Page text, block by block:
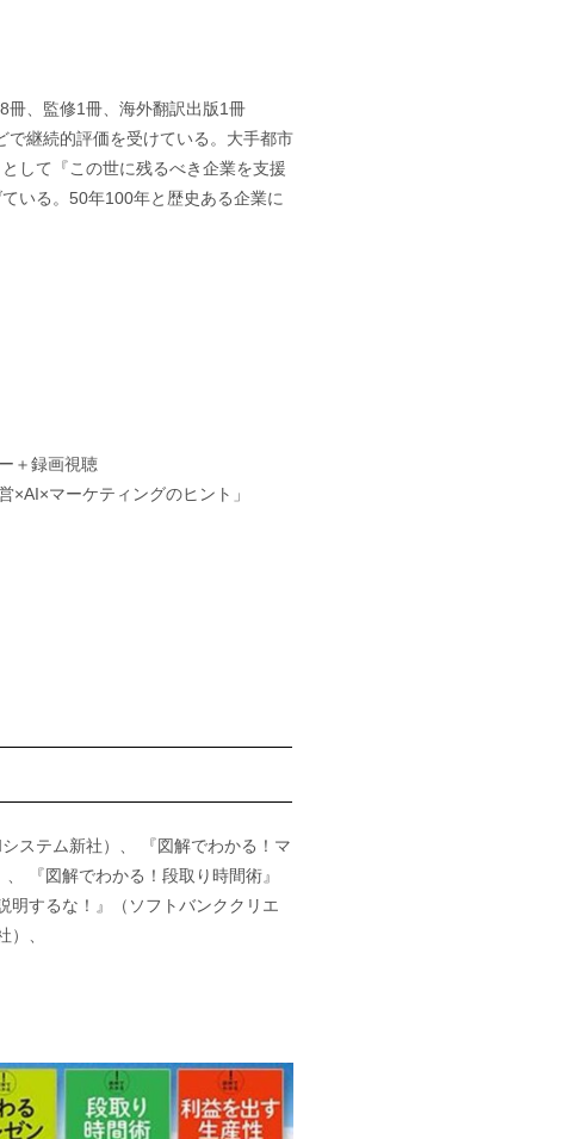
冊、監修1冊、海外翻訳出版1冊
継続的評価を受けている。大手都市
して『この世に残るべき企業を支援
いる。50年100年と歴史ある企業に
＋録画視聴
マーケティングのヒント」
ステム新社）、 『図解でわかる！マ
『図解でわかる！段取り時間術』
明するな！』（ソフトバンククリエ
、